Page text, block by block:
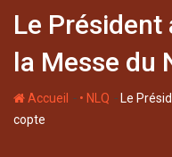
Le Président
la Messe du
Accueil - • NLQ - Le
copte